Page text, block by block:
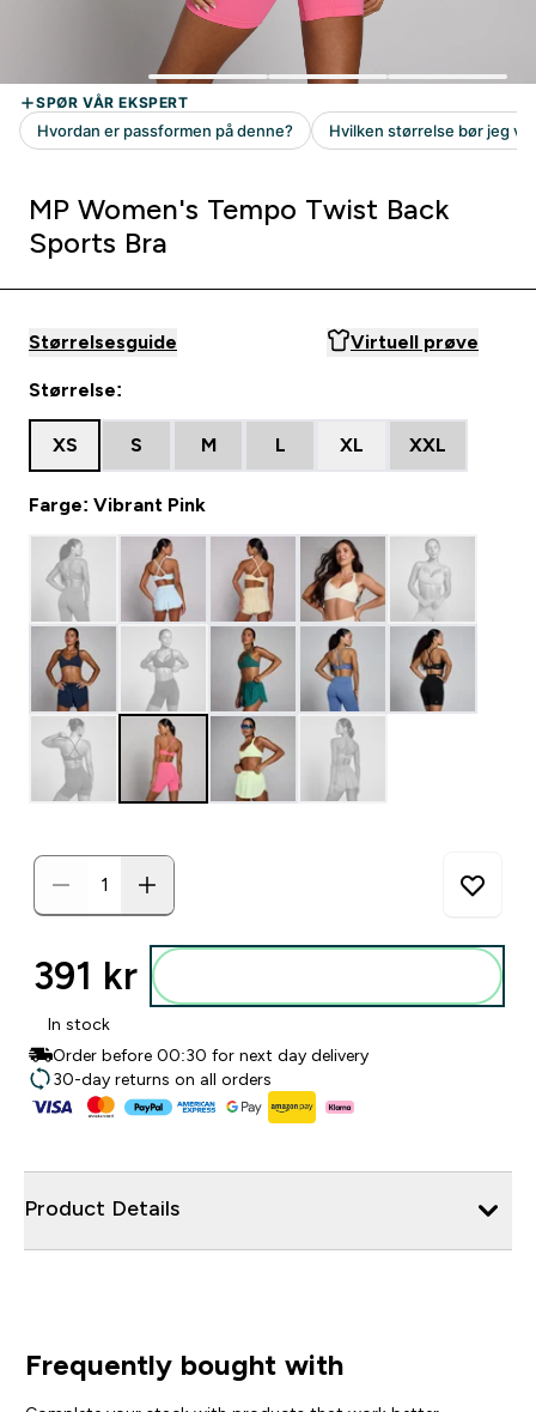
MP Women's Tempo Twist Back
Sports Bra
Størrelsesguide Virtuell prøve
Størrelse:
XS S M L XL XXL
Farge: Vibrant Pink
391 kr‎
In stock
Order before 00:30 for next day delivery
30-day returns on all orders
Product Details
Frequently bought with